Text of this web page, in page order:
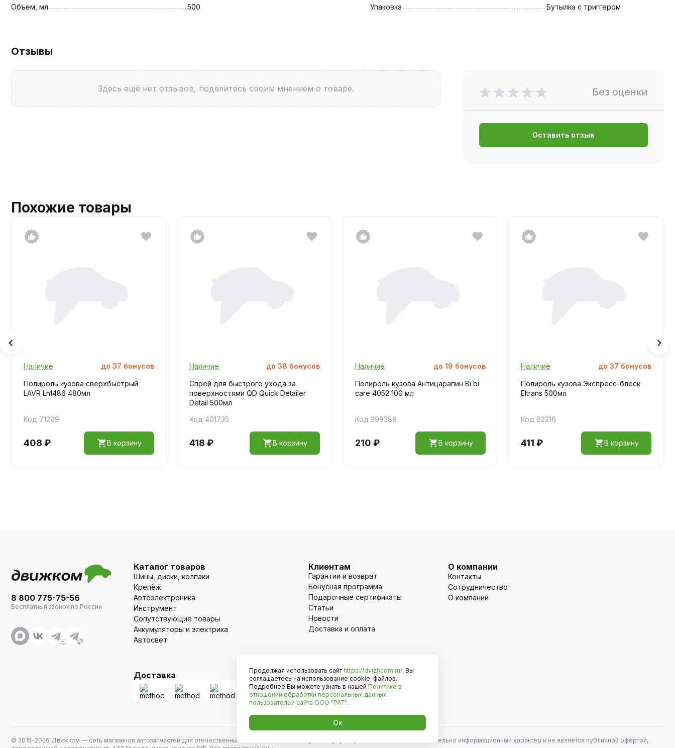
Объем, мл
500
Упаковка
Бутылка с триггером
Отзывы
Здесь ещё нет отзывов, поделитесь своим мнением о товаре. Без оценки
Оставить отзыв
Похожие товары
Наличие до 37 бонусов
Полироль кузова сверхбыстрый
LAVR Ln1486 480мл
Код 71289
408 ₽ В корзину
Наличие до 38 бонусов
Спрей для быстрого ухода за
поверхностями QD Quick Detailer
Detail 500мл
Код 401735
418 ₽ В корзину
Наличие до 19 бонусов
Полироль кузова Антицарапин Bi bi
care 4052 100 мл
Код 399388
210 ₽ В корзину
Наличие до 37 бонусов
Полироль кузова Экспресс-блеск
Eltrans 500мл
Код 62216
411 ₽ В корзину
8 800 775-75-56
Бесплатный звонок по России
Каталог товаров
Шины, диски, колпаки
Крепёж
Автоэлектроника
Инструмент
Сопутствующие товары
Аккумуляторы и электрика
Автосвет
Клиентам
Гарантии и возврат
Бонусная программа
Подарочные сертификаты
Статьи
Новости
Доставка и оплата
О компании
Контакты
Сотрудничество
О компании
Доставка Оплата
© 2015–2026 Движком — сеть магазинов автозапчастей для отечественных автомобилей и иномарок. Информация на сайте носит исключительно информационный характер и не является публичной офертой,
Продолжая использовать сайт https://dvizhcom.ru/, Вы
соглашаетесь на использование cookie-файлов.
Подробнее Вы можете узнать в нашей Политике в
отношении обработки персональных данных
пользователей сайта ООО "РАТ".
Ок